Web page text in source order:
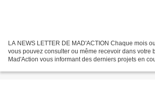
LA NEWS LETTER DE MAD'ACTION Chaque mois
vous pouvez consulter ou même recevoir dans votre
Mad'Action vous informant des derniers projets en